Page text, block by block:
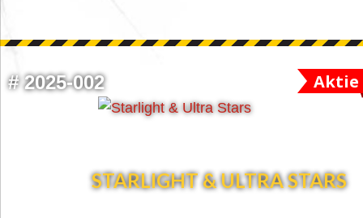
#2025-002 Aktie
STARLIGHT & ULTRA STARS